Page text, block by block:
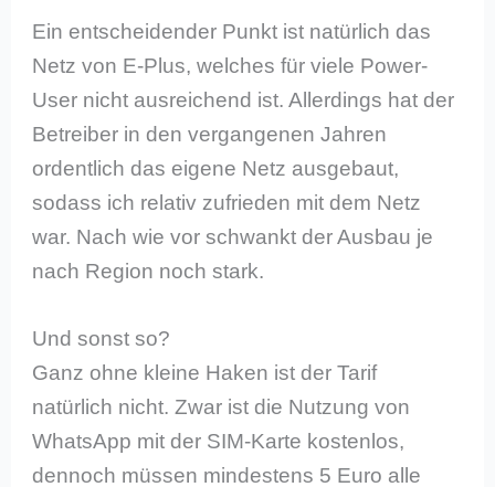
Ein entscheidender Punkt ist natürlich das
Netz von E-Plus, welches für viele Power-
User nicht ausreichend ist. Allerdings hat der
Betreiber in den vergangenen Jahren
ordentlich das eigene Netz ausgebaut,
sodass ich relativ zufrieden mit dem Netz
war. Nach wie vor schwankt der Ausbau je
nach Region noch stark.
Und sonst so?
Ganz ohne kleine Haken ist der Tarif
natürlich nicht. Zwar ist die Nutzung von
WhatsApp mit der SIM-Karte kostenlos,
dennoch müssen mindestens 5 Euro alle